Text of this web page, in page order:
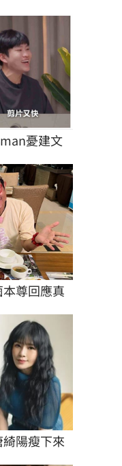
憂建文
尊回應真
陽瘦下來